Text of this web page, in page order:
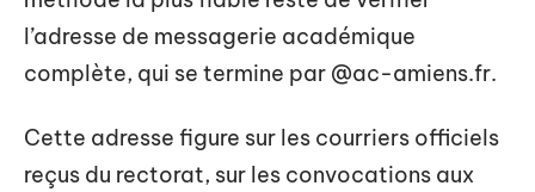
l’adresse de messagerie académique
complète, qui se termine par @ac-amiens.fr.
Cette adresse figure sur les courriers officiels
reçus du rectorat, sur les convocations aux